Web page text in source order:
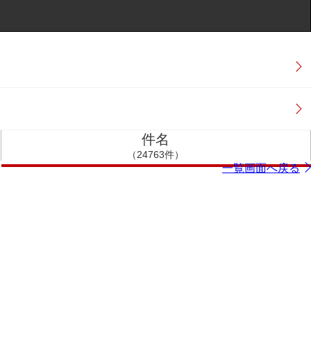
件名
（24763件）
一覧画面へ戻る